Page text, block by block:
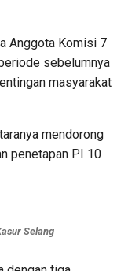
Anggota Komisi 7
sebelumnya
masyarakat
mendorong
penetapan PI 10
Selang